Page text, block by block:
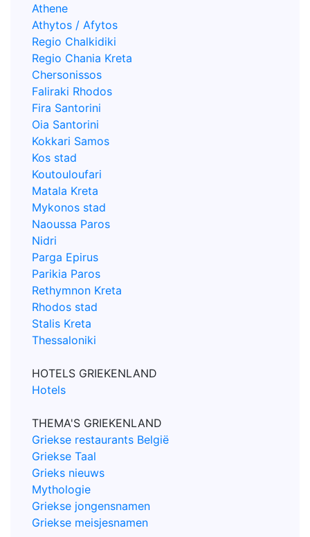
Athene
Athytos / Afytos
Regio Chalkidiki
Regio Chania Kreta
Chersonissos
Faliraki Rhodos
Fira Santorini
Oia Santorini
Kokkari Samos
Kos stad
Koutouloufari
Matala Kreta
Mykonos stad
Naoussa Paros
Nidri
Parga Epirus
Parikia Paros
Rethymnon Kreta
Rhodos stad
Stalis Kreta
Thessaloniki
HOTELS GRIEKENLAND
Hotels
THEMA'S GRIEKENLAND
Griekse restaurants België
Griekse Taal
Grieks nieuws
Mythologie
Griekse jongensnamen
Griekse meisjesnamen